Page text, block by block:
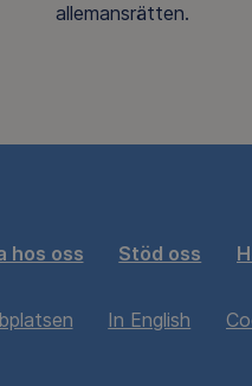
allemansrätten.
hos oss Stöd oss
In English